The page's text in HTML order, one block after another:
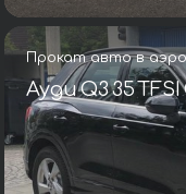
Прокат авто в
Ауди Q3 35